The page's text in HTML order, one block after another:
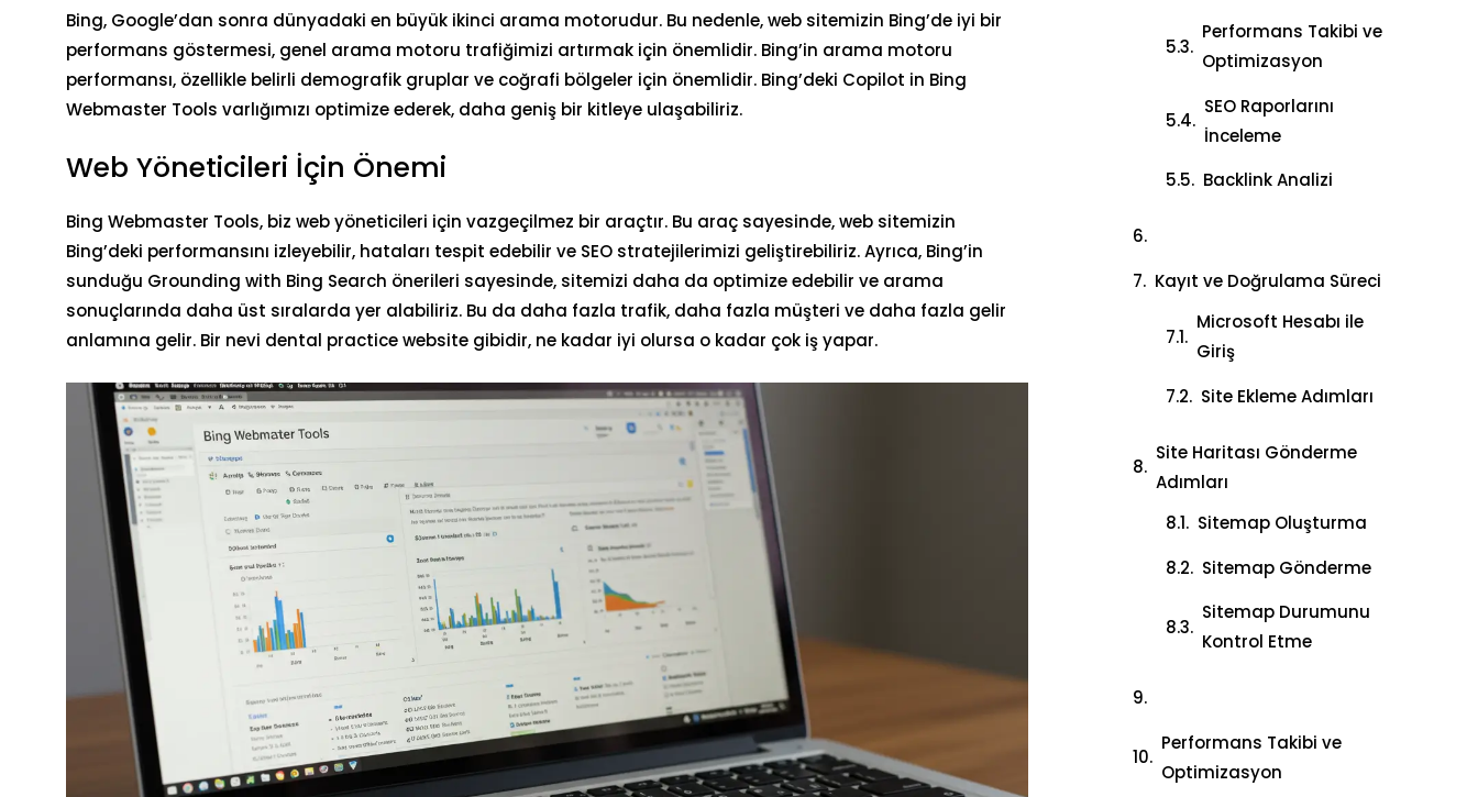
Bing, Google’dan sonra dünyadaki en büyük ikinci arama motorudur. Bu nedenle, web sitemizin Bing’de iyi bir
performans göstermesi, genel arama motoru trafiğimizi artırmak için önemlidir. Bing’in arama motoru
performansı, özellikle belirli demografik gruplar ve coğrafi bölgeler için önemlidir. Bing’deki Copilot in Bing
Webmaster Tools varlığımızı optimize ederek, daha geniş bir kitleye ulaşabiliriz.
Web Yöneticileri İçin Önemi
Bing Webmaster Tools, biz web yöneticileri için vazgeçilmez bir araçtır. Bu araç sayesinde, web sitemizin
Bing’deki performansını izleyebilir, hataları tespit edebilir ve SEO stratejilerimizi geliştirebiliriz. Ayrıca, Bing’in
sunduğu Grounding with Bing Search önerileri sayesinde, sitemizi daha da optimize edebilir ve arama
sonuçlarında daha üst sıralarda yer alabiliriz. Bu da daha fazla trafik, daha fazla müşteri ve daha fazla gelir
anlamına gelir. Bir nevi dental practice website gibidir, ne kadar iyi olursa o kadar çok iş yapar.
Performans Takibi ve
Optimizasyon
SEO Raporlarını
İnceleme
Backlink Analizi
Kayıt ve Doğrulama Süreci
Microsoft Hesabı ile
Giriş
Site Ekleme Adımları
Site Haritası Gönderme
Adımları
Sitemap Oluşturma
Sitemap Gönderme
Sitemap Durumunu
Kontrol Etme
Performans Takibi ve
Optimizasyon